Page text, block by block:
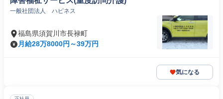
一般社団法人 ハピネス
福島県須賀川市長禄町
月給28万8000円～39万円
気になる